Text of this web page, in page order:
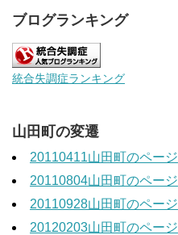
ブログランキング
統合失調症ランキング
山田町の変遷
20110411山田町のページ
20110804山田町のページ
20110928山田町のページ
20120203山田町のページ